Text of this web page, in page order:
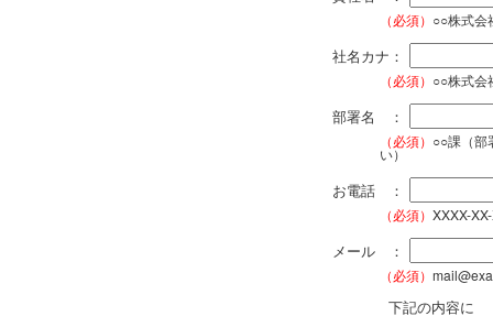
（必須） ○○株式会
社名カナ：
（必須） ○○株式会
部署名 ：
（必須） ○○課（部
い）
お電話 ：
（必須） XXXX-
メール ：
（必須）
下記の内容に